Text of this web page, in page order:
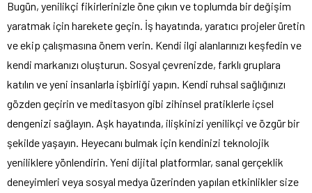
Bugün, yenilikçi fikirlerinizle öne çıkın ve toplumda bir değişim
yaratmak için harekete geçin. İş hayatında, yaratıcı projeler üretin
ve ekip çalışmasına önem verin. Kendi ilgi alanlarınızı keşfedin ve
kendi markanızı oluşturun. Sosyal çevrenizde, farklı gruplara
katılın ve yeni insanlarla işbirliği yapın. Kendi ruhsal sağlığınızı
gözden geçirin ve meditasyon gibi zihinsel pratiklerle içsel
dengenizi sağlayın. Aşk hayatında, ilişkinizi yenilikçi ve özgür bir
şekilde yaşayın. Heyecanı bulmak için kendinizi teknolojik
yeniliklere yönlendirin. Yeni dijital platformlar, sanal gerçeklik
deneyimleri veya sosyal medya üzerinden yapılan etkinlikler size